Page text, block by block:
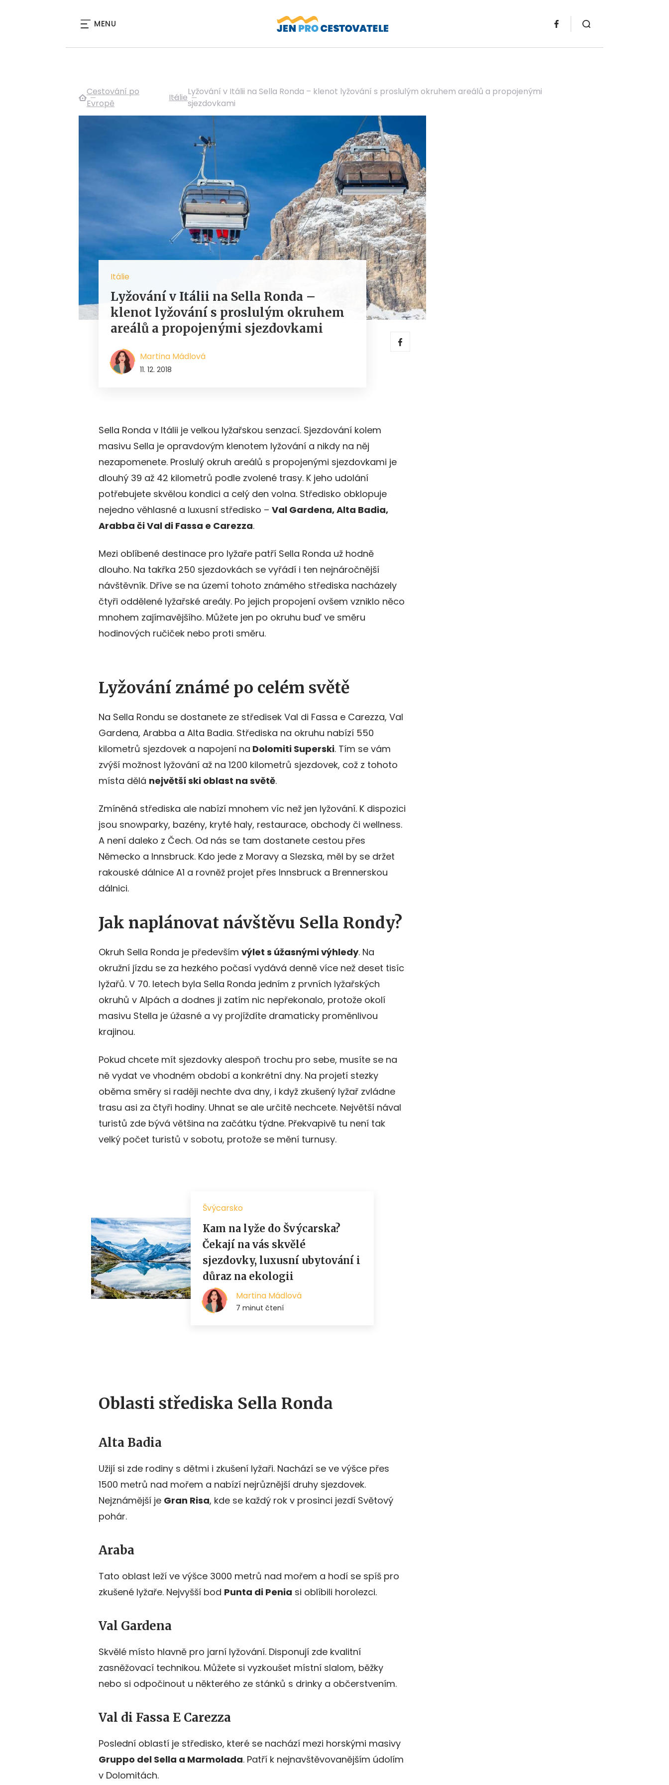
MENU
Cestování po
Evropě
Itálie
Lyžování v Itálii na Sella Ronda – klenot lyžování s proslulým okruhem areálů a propojenými
sjezdovkami
Itálie
Lyžování v Itálii na Sella Ronda –
klenot lyžování s proslulým okruhem
areálů a propojenými sjezdovkami
Martina Mádlová
11. 12. 2018
Sella Ronda v Itálii je velkou lyžařskou senzací. Sjezdování kolem
masivu Sella je opravdovým klenotem lyžování a nikdy na něj
nezapomenete. Proslulý okruh areálů s propojenými sjezdovkami je
dlouhý 39 až 42 kilometrů podle zvolené trasy. K jeho udolání
potřebujete skvělou kondici a celý den volna. Středisko obklopuje
nejedno věhlasné a luxusní středisko – Val Gardena, Alta Badia,
Arabba či Val di Fassa e Carezza.
Mezi oblíbené destinace pro lyžaře patří Sella Ronda už hodně
dlouho. Na takřka 250 sjezdovkách se vyřádí i ten nejnáročnější
návštěvník. Dříve se na území tohoto známého střediska nacházely
čtyři oddělené lyžařské areály. Po jejich propojení ovšem vzniklo něco
mnohem zajímavějšího. Můžete jen po okruhu buď ve směru
hodinových ručiček nebo proti směru.
Lyžování známé po celém světě
Na Sella Rondu se dostanete ze středisek Val di Fassa e Carezza, Val
Gardena, Arabba a Alta Badia. Střediska na okruhu nabízí 550
kilometrů sjezdovek a napojení na Dolomiti Superski. Tím se vám
zvýší možnost lyžování až na 1200 kilometrů sjezdovek, což z tohoto
místa dělá největší ski oblast na světě.
Zmíněná střediska ale nabízí mnohem víc než jen lyžování. K dispozici
jsou snowparky, bazény, kryté haly, restaurace, obchody či wellness.
A není daleko z Čech. Od nás se tam dostanete cestou přes
Německo a Innsbruck. Kdo jede z Moravy a Slezska, měl by se držet
rakouské dálnice A1 a rovněž projet přes Innsbruck a Brennerskou
dálnici.
Jak naplánovat návštěvu Sella Rondy?
Okruh Sella Ronda je především výlet s úžasnými výhledy. Na
okružní jízdu se za hezkého počasí vydává denně více než deset tisíc
lyžařů. V 70. letech byla Sella Ronda jedním z prvních lyžařských
okruhů v Alpách a dodnes ji zatím nic nepřekonalo, protože okolí
masivu Stella je úžasné a vy projíždíte dramaticky proměnlivou
krajinou.
Pokud chcete mít sjezdovky alespoň trochu pro sebe, musíte se na
ně vydat ve vhodném období a konkrétní dny. Na projetí stezky
oběma směry si raději nechte dva dny, i když zkušený lyžař zvládne
trasu asi za čtyři hodiny. Uhnat se ale určitě nechcete. Největší nával
turistů zde bývá většina na začátku týdne. Překvapivě tu není tak
velký počet turistů v sobotu, protože se mění turnusy.
Oblasti střediska Sella Ronda
Alta Badia
Užijí si zde rodiny s dětmi i zkušení lyžaři. Nachází se ve výšce přes
1500 metrů nad mořem a nabízí nejrůznější druhy sjezdovek.
Nejznámější je Gran Risa, kde se každý rok v prosinci jezdí Světový
pohár.
Araba
Tato oblast leží ve výšce 3000 metrů nad mořem a hodí se spíš pro
zkušené lyžaře. Nejvyšší bod Punta di Penia si oblíbili horolezci.
Val Gardena
Skvělé místo hlavně pro jarní lyžování. Disponují zde kvalitní
zasněžovací technikou. Můžete si vyzkoušet místní slalom, běžky
nebo si odpočinout u některého ze stánků s drinky a občerstvením.
Val di Fassa E Carezza
Poslední oblastí je středisko, které se nachází mezi horskými masivy
Gruppo del Sella a Marmolada. Patří k nejnavštěvovanějším údolím
v Dolomitách.